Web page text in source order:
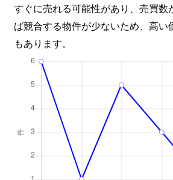
すぐに売れる可能性があり、売買数
ば競合する物件が少ないため、高い
もあります。